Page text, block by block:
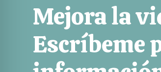
Mejora la
Escríbeme